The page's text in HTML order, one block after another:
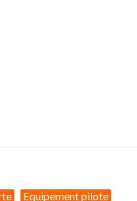
Equipement pilote